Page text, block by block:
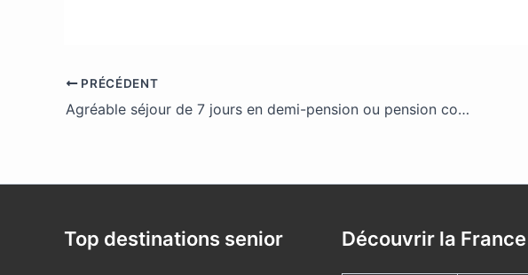
PRÉCÉDENT
Agréable séjour de 7 jours en demi-pension ou pension complète en Provence
Top destinations senior Découvrir la France